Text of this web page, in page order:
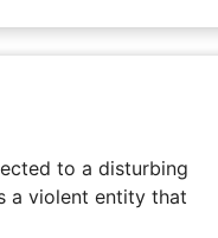
to a disturbing
a violent entity that